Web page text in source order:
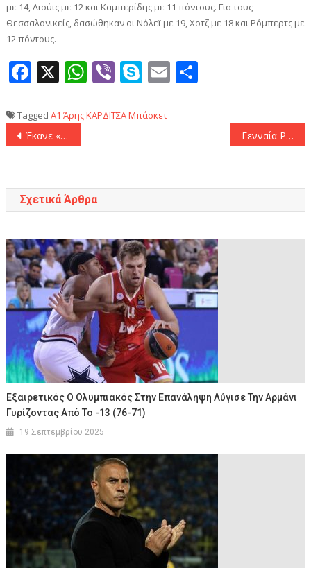
με 14, Λιούις με 12 και Καμπερίδης με 11 πόντους. Για τους
Θεσσαλονικείς, δασώθηκαν οι Νόλεϊ με 19, Χοτζ με 18 και Ρόμπερτς με
12 πόντους.
Facebook
X WhatsApp
ViberSkype
Email
Tagged Α1 ΆρηςΚΑΡΔΙΤΣΑΜπάσκετ
Πλοήγηση
Έκανε «σεφτέ» στην έδρα του ο Βόλος! (2-1) Γενναία Ράγιο Βαγιεκάνο πήρε 3-3 από την Ρεάλ Mαδρίτης!
Σχετικά Άρθρα
Εξαιρετικός Ο Ολυμπιακός Στην Επανάληψη Λύγισε Την Αρμάνι
Γυρίζοντας Από Το -13 (76-71)
19 Σεπτεμβρίου 2025